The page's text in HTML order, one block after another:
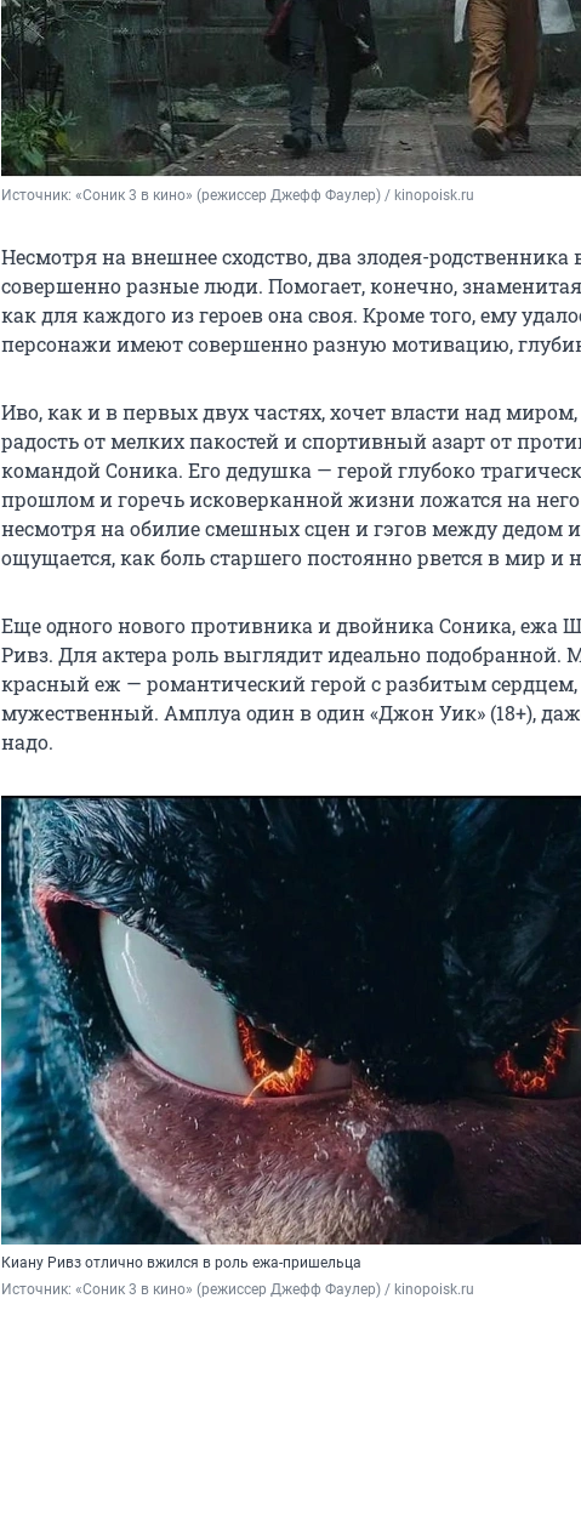
Источник: «Соник 3 в кино» (режиссер Джефф Фаулер) / kinopoisk.ru
Несмотря на внешнее сходство, два злодея-
совершенно разные люди. Помогает, конечно,
как для каждого из героев она своя. Кроме того, ему
персонажи имеют совершенно разную мотивацию,
Иво, как и в первых двух частях, хочет власти над
радость от мелких пакостей и спортивный азарт от
командой Соника. Его дедушка — герой глубоко
прошлом и горечь исковерканной жизни ложатся на
несмотря на обилие смешных сцен и гэгов между дедом
ощущается, как боль старшего постоянно рвется в мир и
Еще одного нового противника и двойника Соника, ежа
Ривз. Для актера роль выглядит идеально подобранной.
красный еж — романтический герой с разбитым
мужественный. Амплуа один в один «Джон Уик» (18+),
надо.
Киану Ривз отлично вжился в роль ежа-пришельца
Источник: «Соник 3 в кино» (режиссер Джефф Фаулер) / kinopoisk.ru